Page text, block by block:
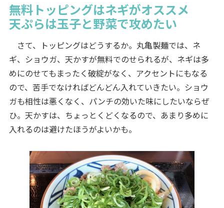
無料トッピングはネギがオススメ
天ぷらは玉子と野菜で攻めたい
さて、トッピングはどうするか。丸亀製麺では、ネ
ギ、ショウガ、天かすが無料でのせられるが、ネギは多
めにのせてもまったく破綻がなく、アクセントにもなる
ので、苦手でなければどんどん入れていきたい。ショウ
ガも相性は悪くなく、パンチの効いた味にしたいならぜ
ひ。天かすは、ちょっとくどくなるので、あまり多めに
入れるのは避けたほうがよいかも。